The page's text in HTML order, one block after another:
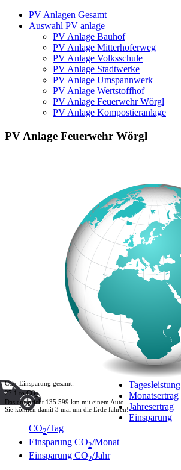
PV Anlagen Gesamt
Auswahl PV anlage
PV Anlage Bauhof
PV Anlage Mitterhoferweg
PV Anlage Volksschule
PV Anlage Stadtwerke
PV Anlage Umspannwerk
PV Anlage Wertstoffhof
PV Anlage Feuerwehr Wörgl
PV Anlage Kompostieranlage
PV Anlage Feuerwehr Wörgl
CO2-Einsparung gesamt:
27,1 to CO2
Das entspricht 135.599 km mit einem Auto.
Sie können damit 3 mal um die Erde fahren!
Tagesleistung
Monatsertrag
Jahresertrag
Einsparung
CO2/Tag
Einsparung CO2/Monat
Einsparung CO2/Jahr